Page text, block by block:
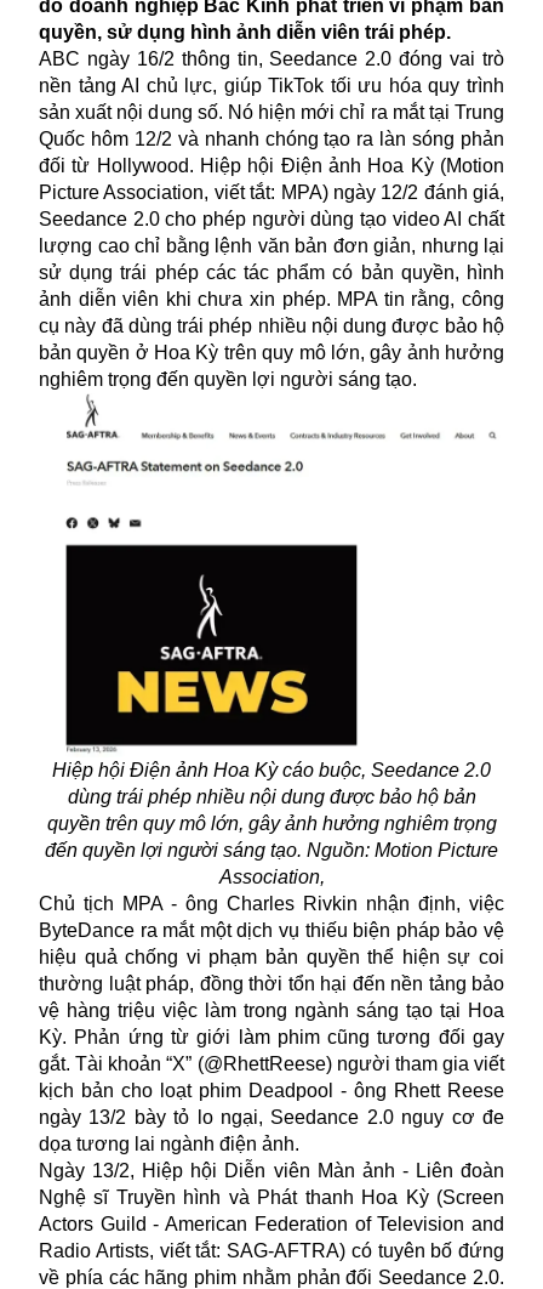
do doanh nghiệp Bắc Kinh phát triển vi phạm bản
quyền, sử dụng hình ảnh diễn viên trái phép.
ABC ngày 16/2 thông tin, Seedance 2.0 đóng vai trò
nền tảng AI chủ lực, giúp TikTok tối ưu hóa quy trình
sản xuất nội dung số. Nó hiện mới chỉ ra mắt tại Trung
Quốc hôm 12/2 và nhanh chóng tạo ra làn sóng phản
đối từ Hollywood. Hiệp hội Điện ảnh Hoa Kỳ (Motion
Picture Association, viết tắt: MPA) ngày 12/2 đánh giá,
Seedance 2.0 cho phép người dùng tạo video AI chất
lượng cao chỉ bằng lệnh văn bản đơn giản, nhưng lại
sử dụng trái phép các tác phẩm có bản quyền, hình
ảnh diễn viên khi chưa xin phép. MPA tin rằng, công
cụ này đã dùng trái phép nhiều nội dung được bảo hộ
bản quyền ở Hoa Kỳ trên quy mô lớn, gây ảnh hưởng
nghiêm trọng đến quyền lợi người sáng tạo.
Hiệp hội Điện ảnh Hoa Kỳ cáo buộc, Seedance 2.0
dùng trái phép nhiều nội dung được bảo hộ bản
quyền trên quy mô lớn, gây ảnh hưởng nghiêm trọng
đến quyền lợi người sáng tạo. Nguồn: Motion Picture
Association,
Chủ tịch MPA - ông Charles Rivkin nhận định, việc
ByteDance ra mắt một dịch vụ thiếu biện pháp bảo vệ
hiệu quả chống vi phạm bản quyền thể hiện sự coi
thường luật pháp, đồng thời tổn hại đến nền tảng bảo
vệ hàng triệu việc làm trong ngành sáng tạo tại Hoa
Kỳ. Phản ứng từ giới làm phim cũng tương đối gay
gắt. Tài khoản “X” (@RhettReese) người tham gia viết
kịch bản cho loạt phim Deadpool - ông Rhett Reese
ngày 13/2 bày tỏ lo ngại, Seedance 2.0 nguy cơ đe
dọa tương lai ngành điện ảnh.
Ngày 13/2, Hiệp hội Diễn viên Màn ảnh - Liên đoàn
Nghệ sĩ Truyền hình và Phát thanh Hoa Kỳ (Screen
Actors Guild - American Federation of Television and
Radio Artists, viết tắt: SAG-AFTRA) có tuyên bố đứng
về phía các hãng phim nhằm phản đối Seedance 2.0.